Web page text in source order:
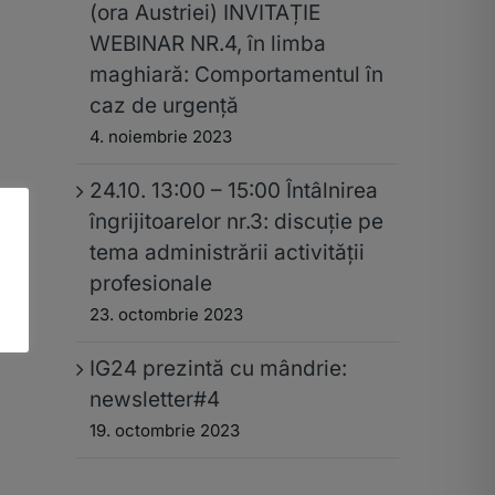
(ora Austriei) INVITAȚIE
WEBINAR NR.4, în limba
maghiară: Comportamentul în
caz de urgență
4. noiembrie 2023
24.10. 13:00 – 15:00 Întâlnirea
îngrijitoarelor nr.3: discuție pe
tema administrării activității
profesionale
23. octombrie 2023
IG24 prezintă cu mândrie:
newsletter#4
19. octombrie 2023